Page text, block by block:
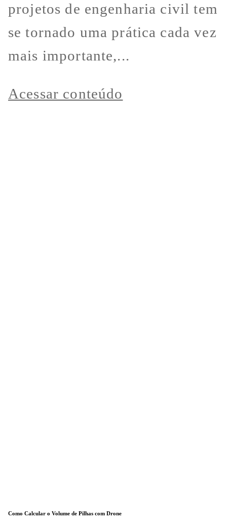
projetos de engenharia civil tem
se tornado uma prática cada vez
mais importante,...
Acessar conteúdo
Como Calcular o Volume de Pilhas com Drone